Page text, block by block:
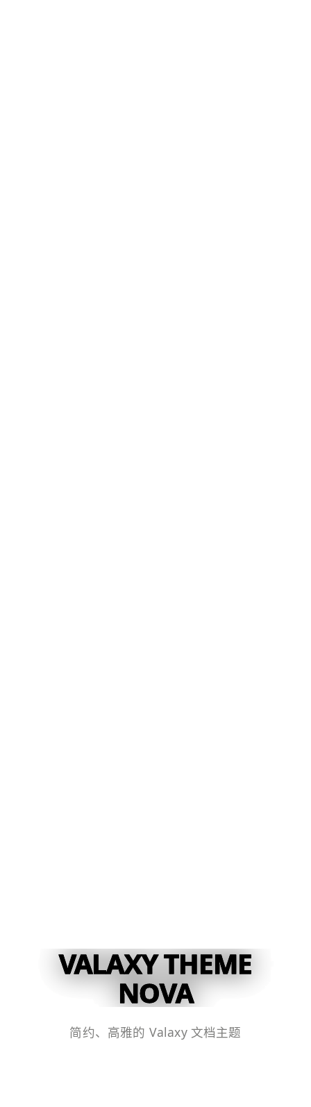
VALAXY THEME
NOVA
简约、高雅的 Valaxy 文档主题